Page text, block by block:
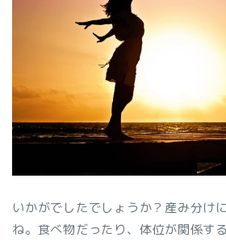
いかがでしたでしょうか？産み分け
ね。食べ物だったり、体位が関係す